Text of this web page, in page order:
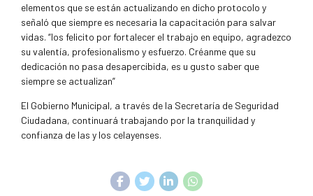
elementos que se están actualizando en dicho protocolo y
señaló que siempre es necesaria la capacitación para salvar
vidas. “los felicito por fortalecer el trabajo en equipo, agradezco
su valentía, profesionalismo y esfuerzo. Créanme que su
dedicación no pasa desapercibida, es u gusto saber que
siempre se actualizan”
El Gobierno Municipal, a través de la Secretaría de Seguridad
Ciudadana, continuará trabajando por la tranquilidad y
confianza de las y los celayenses.